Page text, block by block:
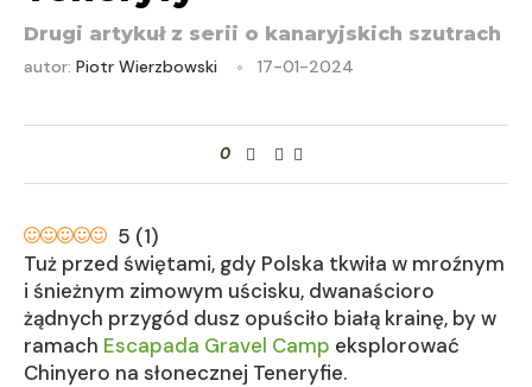
Drugi artykuł z serii o kanaryjskich szutrach
autor: Piotr Wierzbowski 17-01-2024
0
5 (1)
Tuż przed świętami, gdy Polska tkwiła w mroźnym
i śnieżnym zimowym uścisku, dwanaścioro
żądnych przygód dusz opuściło białą krainę, by w
ramach Escapada Gravel Camp eksplorować
Chinyero na słonecznej Teneryfie.